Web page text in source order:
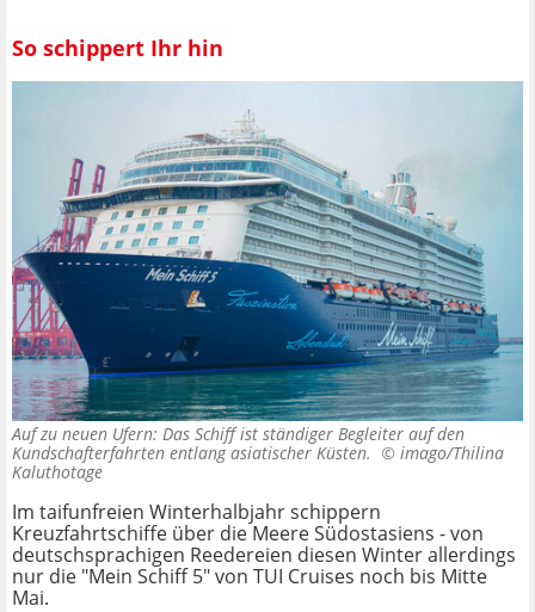
So schippert Ihr hin
Auf zu neuen Ufern: Das Schiff ist ständiger Begleiter auf den
Kundschafterfahrten entlang asiatischer Küsten. © imago/Thilina
Kaluthotage
Im taifunfreien Winterhalbjahr schippern
Kreuzfahrtschiffe über die Meere Südostasiens - von
deutschsprachigen Reedereien diesen Winter allerdings
nur die "Mein Schiff 5" von TUI Cruises noch bis Mitte
Mai.